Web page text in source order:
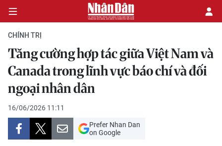
CHÍNH TRỊ
KINH TẾ
VĂN HÓA
XÃ HỘI
CHÍNH TRỊ
Tăng cường hợp tác giữa Việt Nam và
Canada trong lĩnh vực báo chí và đối
ngoại nhân dân
16/06/2026 11:11
Prefer Nhan Dan
on Google